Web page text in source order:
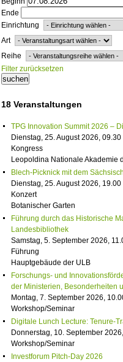
Ende
Einrichtung
Art
Reihe
Filter zurücksetzen
18 Veranstaltungen
TPG Innovation Summit 2026 –
Dienstag, 25. August 2026,
Kongress
Leopoldina Nationale Akademie
Blech-Picknick mit dem
Dienstag, 25. August 2026,
Konzert
Botanischer Garten
Führung durch das Historische
Landesbibliothek
Samstag, 5. September 2026,
Führung
Hauptgebäude der ULB
Forschungs- und
der Ministerien, Besonderheiten
Montag, 7. September 2026,
Workshop/Seminar
Digitale Lunch Lecture: Tenure-
Donnerstag, 10. September
Workshop/Seminar
Investforum Pitch-Day 2026